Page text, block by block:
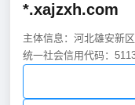
*.xajzxh.com
主体信息：河北雄安新
统一社会信用代码：